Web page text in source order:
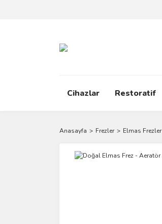
Cihazlar Restoratif
Anasayfa Frezler Elmas Frezler